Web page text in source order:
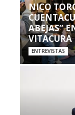
NICO
ABEJAS”
VITACURA
ENTREVISTAS